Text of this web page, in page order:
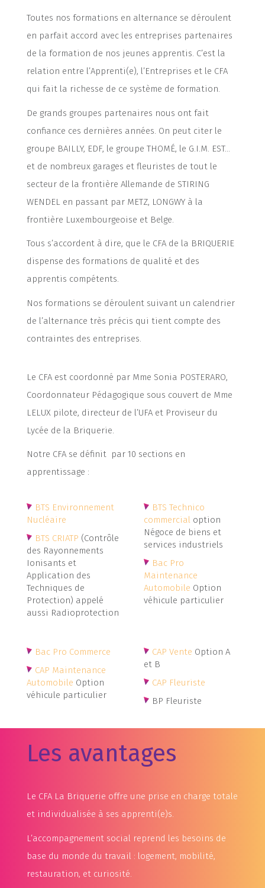
Toutes nos formations en alternance se déroulent
en parfait accord avec les entreprises partenaires
de la formation de nos jeunes apprentis. C’est la
relation entre l’Apprenti(e), l’Entreprises et le CFA
qui fait la richesse de ce système de formation.
De grands groupes partenaires nous ont fait
confiance ces dernières années. On peut citer le
groupe BAILLY, EDF, le groupe THOMÉ, le G.I.M. EST…
et de nombreux garages et fleuristes de tout le
secteur de la frontière Allemande de STIRING
WENDEL en passant par METZ, LONGWY à la
frontière Luxembourgeoise et Belge.
Tous s’accordent à dire, que le CFA de la BRIQUERIE
dispense des formations de qualité et des
apprentis compétents.
Nos formations se déroulent suivant un calendrier
de l’alternance très précis qui tient compte des
contraintes des entreprises.
Le CFA est coordonné par Mme Sonia POSTERARO,
Coordonnateur Pédagogique sous couvert de Mme
LELUX pilote, directeur de l’UFA et Proviseur du
Lycée de la Briquerie.
Notre CFA se définit par 10 sections en
apprentissage :
BTS Environnement
Nucléaire
BTS CRIATP (Contrôle
des Rayonnements
Ionisants et
Application des
Techniques de
Protection) appelé
aussi Radioprotection
BTS Technico
commercialoption
Négoce de biens et
services industriels
Bac Pro
Maintenance
Automobile Option
véhicule particulier
Bac Pro Commerce
CAP Maintenance
Automobile Option
véhicule particulier
CAP Vente Option A
et B
CAP Fleuriste
BP Fleuriste
Les avantages
Le CFA La Briquerie offre une prise en charge totale
et individualisée à ses apprenti(e)s.
L’accompagnement social reprend les besoins de
base du monde du travail : logement, mobilité,
restauration, et curiosité.